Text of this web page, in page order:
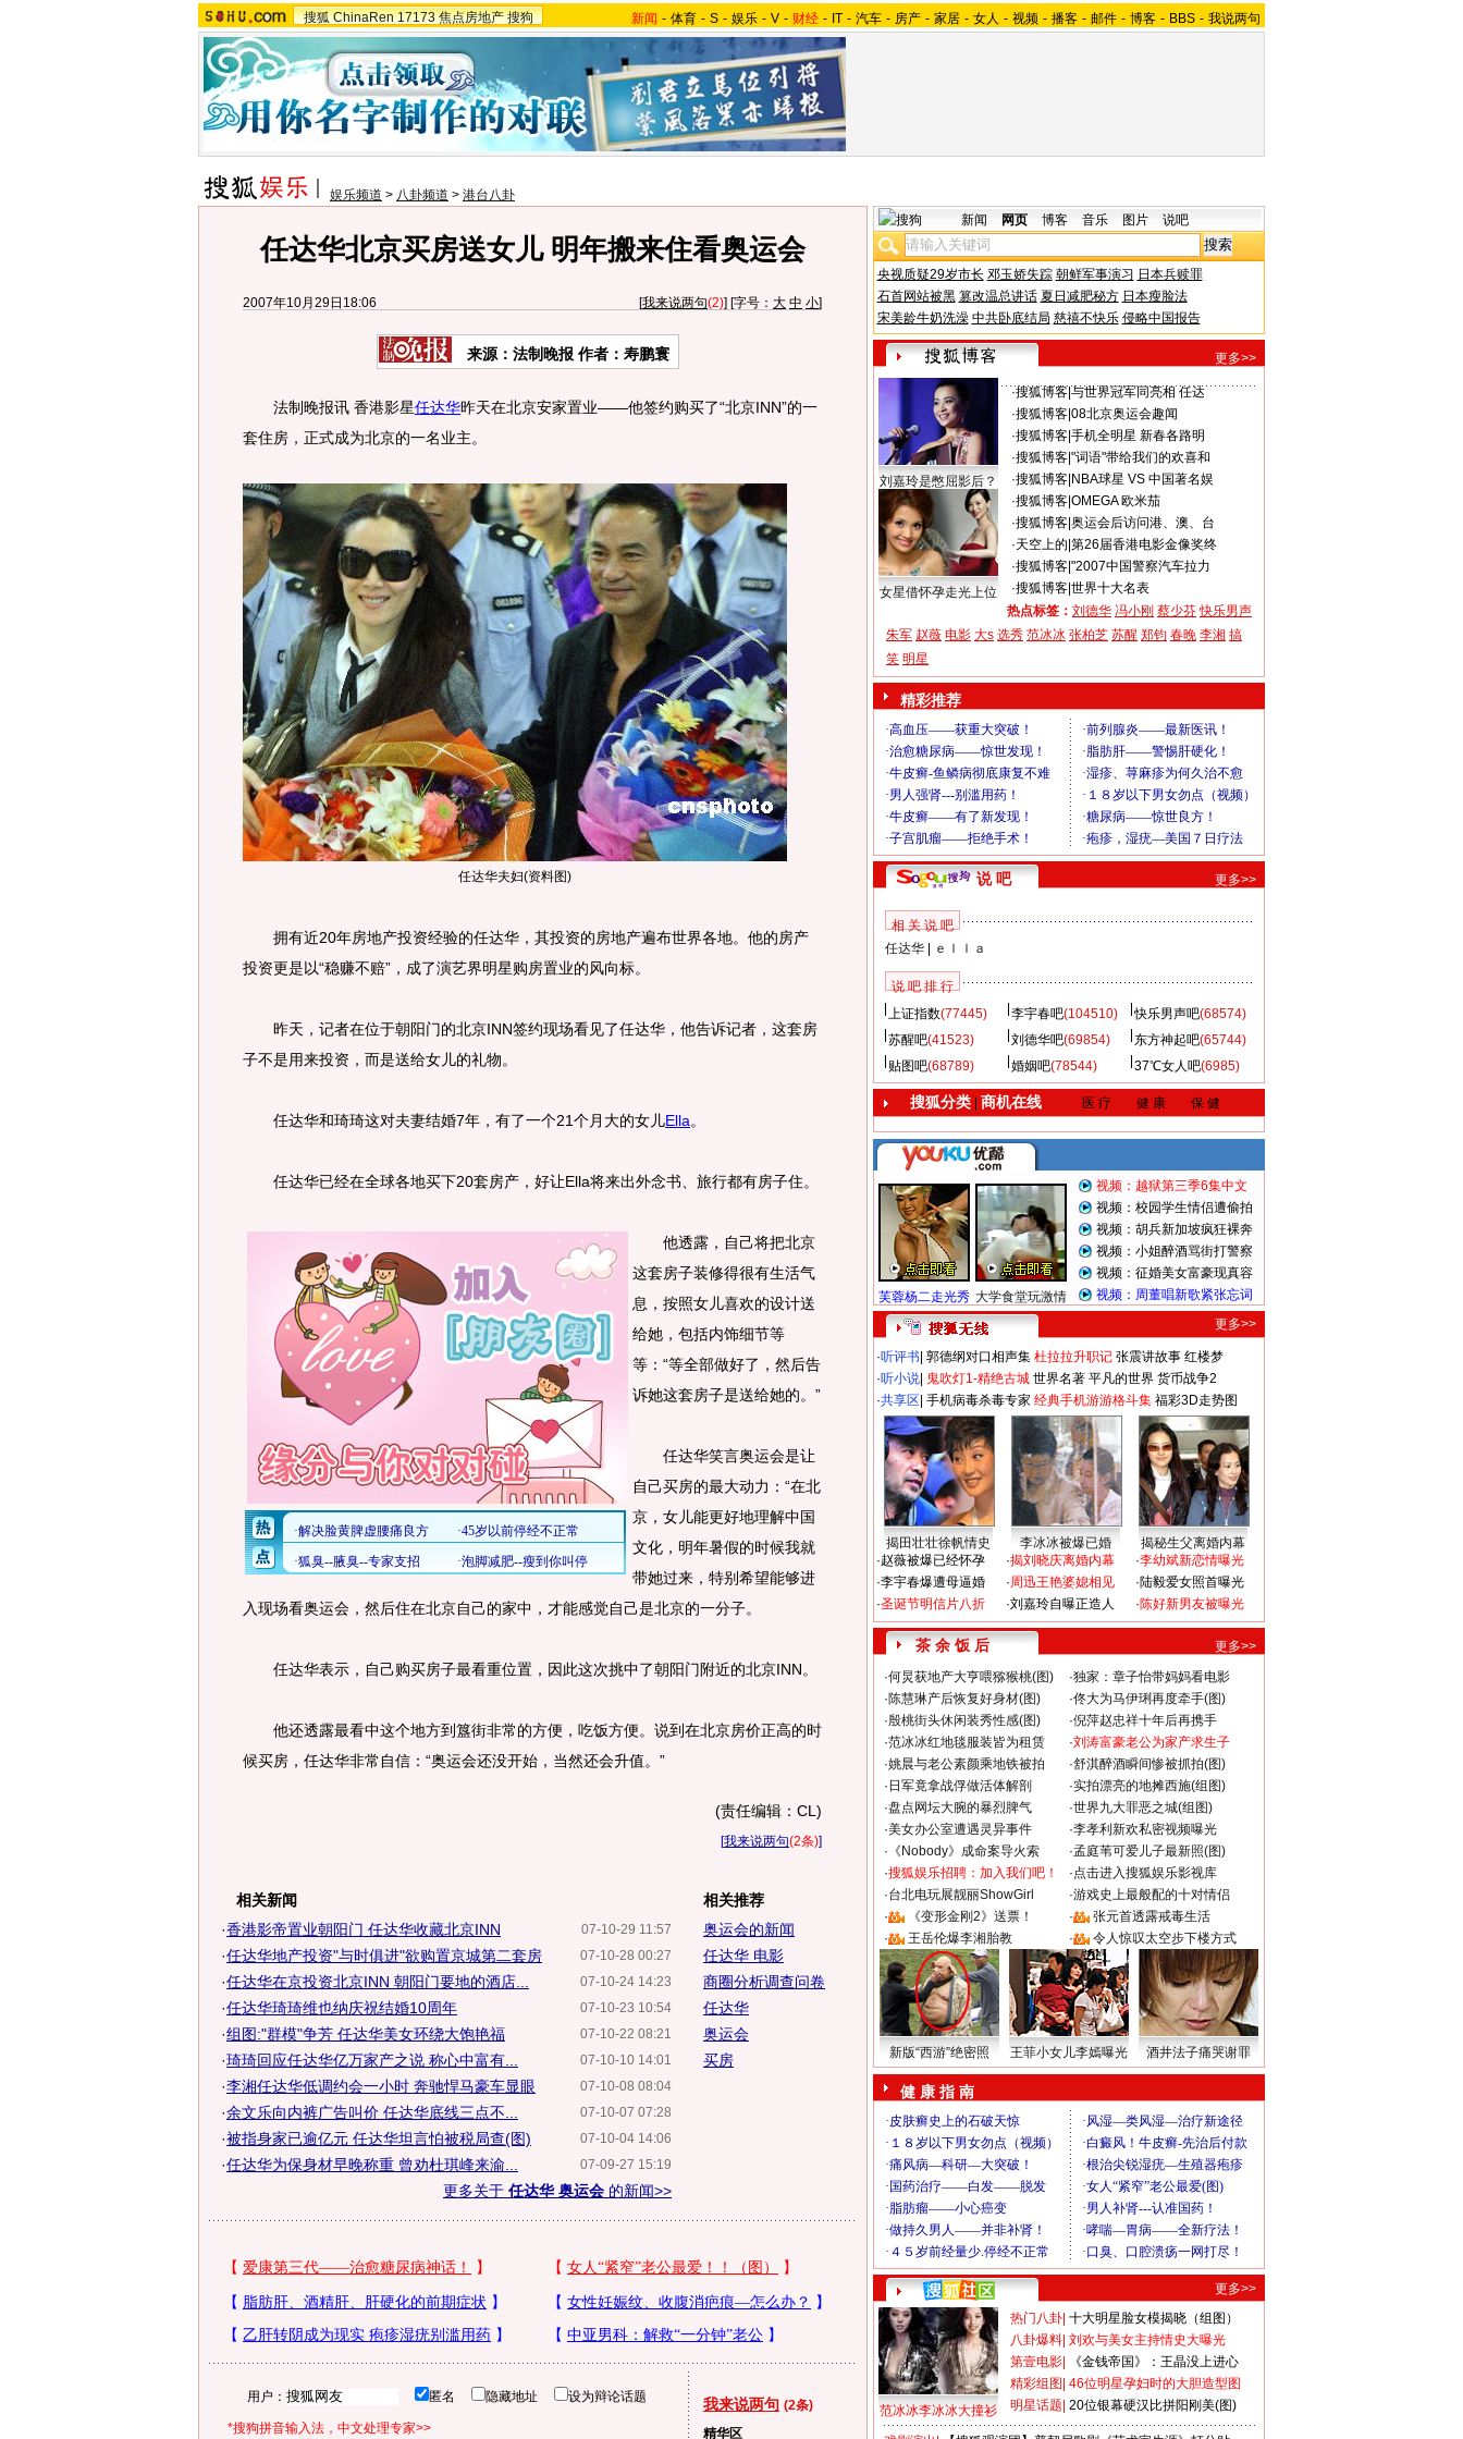
搜狐 ChinaRen 17173 焦点房地产 搜狗 新闻 - 体育 - S - 娱乐 - V - 财经 - IT - 汽车 - 房产 - 家居 - 女人 - 视频 - 播客 - 邮件 - 博客 - BBS - 我说两句
娱乐频道 > 八卦频道 > 港台八卦
任达华北京买房送女儿 明年搬来住看奥运会
2007年10月29日18:06 [我来说两句(2)] [字号： 大 中 小]
来源：法制晚报 作者：寿鹏寰
法制晚报讯 香港影星任达华昨天在北京安家置业——他签约购买了“北京INN”的一
套住房，正式成为北京的一名业主。
任达华夫妇(资料图)
拥有近20年房地产投资经验的任达华，其投资的房地产遍布世界各地。他的房产
投资更是以“稳赚不赔”，成了演艺界明星购房置业的风向标。
昨天，记者在位于朝阳门的北京INN签约现场看见了任达华，他告诉记者，这套房
子不是用来投资，而是送给女儿的礼物。
任达华和琦琦这对夫妻结婚7年，有了一个21个月大的女儿Ella。
任达华已经在全球各地买下20套房产，好让Ella将来出外念书、旅行都有房子住。
他透露，自己将把北京
这套房子装修得很有生活气
息，按照女儿喜欢的设计送
给她，包括内饰细节等
等：“等全部做好了，然后告
诉她这套房子是送给她的。”
任达华笑言奥运会是让
自己买房的最大动力：“在北
京，女儿能更好地理解中国
文化，明年暑假的时候我就
带她过来，特别希望能够进
入现场看奥运会，然后住在北京自己的家中，才能感觉自己是北京的一分子。
任达华表示，自己购买房子最看重位置，因此这次挑中了朝阳门附近的北京INN。
他还透露最看中这个地方到簋街非常的方便，吃饭方便。说到在北京房价正高的时
候买房，任达华非常自信：“奥运会还没开始，当然还会升值。”
(责任编辑：CL)
[我来说两句(2条)]
相关新闻
07-10-29 11:57
·香港影帝置业朝阳门 任达华收藏北京INN
07-10-28 00:27
·任达华地产投资"与时俱进"欲购置京城第二套房
07-10-24 14:23
·任达华在京投资北京INN 朝阳门要地的酒店...
07-10-23 10:54
·任达华琦琦维也纳庆祝结婚10周年
07-10-22 08:21
·组图:"群模"争芳 任达华美女环绕大饱艳福
07-10-10 14:01
·琦琦回应任达华亿万家产之说 称心中富有...
07-10-08 08:04
·李湘任达华低调约会一小时 奔驰悍马豪车显眼
07-10-07 07:28
·余文乐向内裤广告叫价 任达华底线三点不...
07-10-04 14:06
·被指身家已逾亿元 任达华坦言怕被税局查(图)
07-09-27 15:19
·任达华为保身材早晚称重 曾劝杜琪峰来渝...
更多关于 任达华 奥运会 的新闻>>
相关推荐
奥运会的新闻
任达华 电影
商圈分析调查问卷
任达华
奥运会
买房
用户： 匿名 隐藏地址 设为辩论话题
*搜狗拼音输入法，中文处理专家>>
我来说两句 (2条)
精华区
新闻 网页 博客 音乐 图片 说吧
央视质疑29岁市长 邓玉娇失踪 朝鲜军事演习 日本兵赎罪
石首网站被黑 篡改温总讲话 夏日减肥秘方 日本瘦脸法
宋美龄牛奶洗澡 中共卧底结局 慈禧不快乐 侵略中国报告
更多>>
刘嘉玲是憋屈影后？
女星借怀孕走光上位
·搜狐博客| 与世界冠军同亮相 任达
·搜狐博客| 08北京奥运会趣闻
·搜狐博客| 手机全明星 新春各路明
·搜狐博客| "词语"带给我们的欢喜和
·搜狐博客| NBA球星 VS 中国著名娱
·搜狐博客| OMEGA 欧米茄
·搜狐博客| 奥运会后访问港、澳、台
·天空上的 第26届香港电影金像奖终
·搜狐博客| "2007中国警察汽车拉力
·搜狐博客| 世界十大名表
热点标签： 刘德华 冯小刚 蔡少芬 快乐男声
朱军 赵薇 电影 大s 选秀 范冰冰 张柏芝 苏醒 郑钧 春晚 李湘 搞
笑 明星
精彩推荐
说 吧 更多>>
相 关 说 吧
任达华| ｅｌｌａ
说 吧 排 行
上证指数(77445) 李宇春吧(104510) 快乐男声吧(68574)
苏醒吧(41523) 刘德华吧(69854) 东方神起吧(65744)
贴图吧(68789) 婚姻吧(78544) 37℃女人吧(6985)
搜狐分类| 商机在线 医 疗 健 康 保 健
芙蓉杨二走光秀 大学食堂玩激情
视频：越狱第三季6集中文
视频：校园学生情侣遭偷拍
视频：胡兵新加坡疯狂裸奔
视频：小姐醉酒骂街打警察
视频：征婚美女富豪现真容
视频：周董唱新歌紧张忘词
更多>>
·听评书 郭德纲对口相声集 杜拉拉升职记 张震讲故事 红楼梦
·听小说 鬼吹灯1-精绝古城 世界名著 平凡的世界 货币战争2
·共享区 手机病毒杀毒专家 经典手机游游格斗集 福彩3D走势图
揭田壮壮徐帆情史 李冰冰被爆已婚
揭秘生父离婚内幕
·赵薇被爆已经怀孕
·李宇春爆遭母逼婚
·圣诞节明信片八折
·揭刘晓庆离婚内幕
·周迅王艳婆媳相见
·刘嘉玲自曝正造人
·李幼斌新恋情曝光
·陆毅爱女照首曝光
·陈好新男友被曝光
茶 余 饭 后
更多>>
·何炅获地产大亨喂猕猴桃(图) ·独家：章子怡带妈妈看电影
·陈慧琳产后恢复好身材(图) ·佟大为马伊琍再度牵手(图)
·殷桃街头休闲装秀性感(图) ·倪萍赵忠祥十年后再携手
·范冰冰红地毯服装皆为租赁 ·刘涛富豪老公为家产求生子
·姚晨与老公素颜乘地铁被拍 ·舒淇醉酒瞬间惨被抓拍(图)
· 日军竟拿战俘做活体解剖 ·实拍漂亮的地摊西施(组图)
·盘点网坛大腕的暴烈脾气 ·世界九大罪恶之城(组图)
·美女办公室遭遇灵异事件 ·李孝利新欢私密视频曝光
· 《Nobody》成命案导火索 ·孟庭苇可爱儿子最新照(图)
·搜狐娱乐招聘：加入我们吧！ ·点击进入搜狐娱乐影视库
·台北电玩展靓丽ShowGirl ·游戏史上最般配的十对情侣
·
《变形金刚2》送票！ ·
张元首透露戒毒生活
·
王岳伦爆李湘胎教 · 令人惊叹太空步下楼方式
新版“西游”绝密照 王菲小女儿李嫣曝光 酒井法子痛哭谢罪
健 康 指 南
更多>>
范冰冰李冰冰大撞衫
热门八卦 十大明星脸女模揭晓（组图）
八卦爆料 刘欢与美女主持情史大曝光
第壹电影
《金钱帝国》：王晶没上进心
精彩组图 46位明星孕妇时的大胆造型图
明星话题 20位银幕硬汉比拼阳刚美(图)